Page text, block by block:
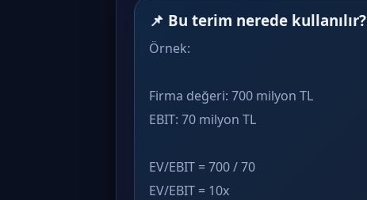
📌 Bu terim nerede kullanılır?
Örnek:
Firma değeri: 700 milyon TL
EBIT: 70 milyon TL
EV/EBIT = 700 / 70
EV/EBIT = 10x